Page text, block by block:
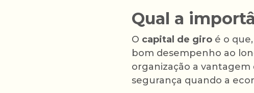
Qual a
O capital de giroé o
bom desempenho ao
organização a
segurança quando a